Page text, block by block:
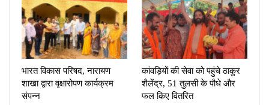
भारत विकास परिषद, नारायण
शाखा द्वारा वृक्षारोपण कार्यक्रम
संपन्न
कांवड़ियों की सेवा को पहुंचे ठाकुर
शैलेंद्र, 51 तुलसी के पौधे और
फल किए वितरित